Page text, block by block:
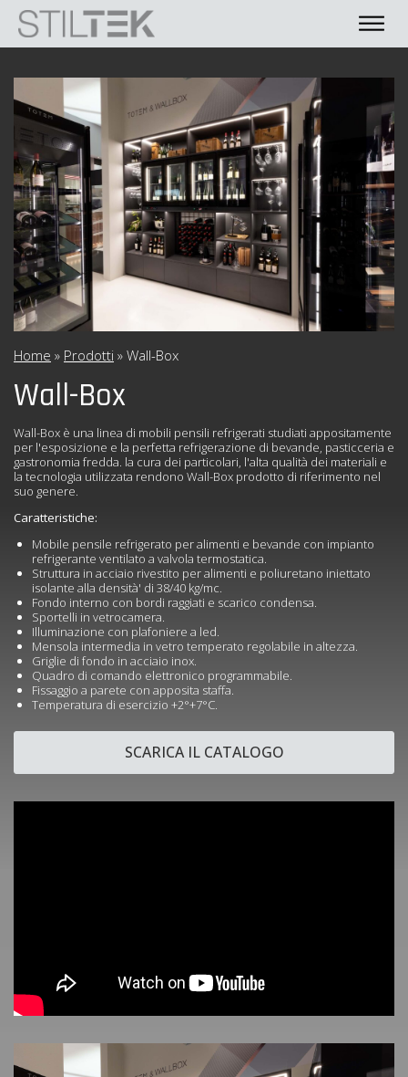
Home » Prodotti » Wall-Box
Wall-Box
Wall-Box è una linea di mobili pensili refrigerati studiati appositamente
per l'esposizione e la perfetta refrigerazione di bevande, pasticceria e
gastronomia fredda. la cura dei particolari, l'alta qualità dei materiali e
la tecnologia utilizzata rendono Wall-Box prodotto di riferimento nel
suo genere.
Caratteristiche:
Mobile pensile refrigerato per alimenti e bevande con impianto
refrigerante ventilato a valvola termostatica.
Struttura in acciaio rivestito per alimenti e poliuretano iniettato
isolante alla densità' di 38/40 kg/mc.
Fondo interno con bordi raggiati e scarico condensa.
Sportelli in vetrocamera.
Illuminazione con plafoniere a led.
Mensola intermedia in vetro temperato regolabile in altezza.
Griglie di fondo in acciaio inox.
Quadro di comando elettronico programmabile.
Fissaggio a parete con apposita staffa.
Temperatura di esercizio +2°+7°C.
SCARICA IL CATALOGO